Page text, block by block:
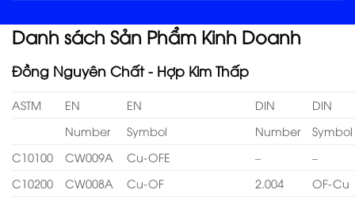
Danh sách Sản Phẩm Kinh Doanh
Đồng Nguyên Chất - Hợp Kim Thấp
ASTM EN EN DIN
DIN
Number
Symbol Number
Symbol
C10100
CW009A Cu-OFE –
–
C10200
CW008A Cu-OF 2.004
OF-Cu